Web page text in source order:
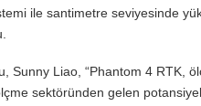
ile santimetre seviyesinde
Sunny Liao, “Phantom 4 RTK,
sektöründen gelen